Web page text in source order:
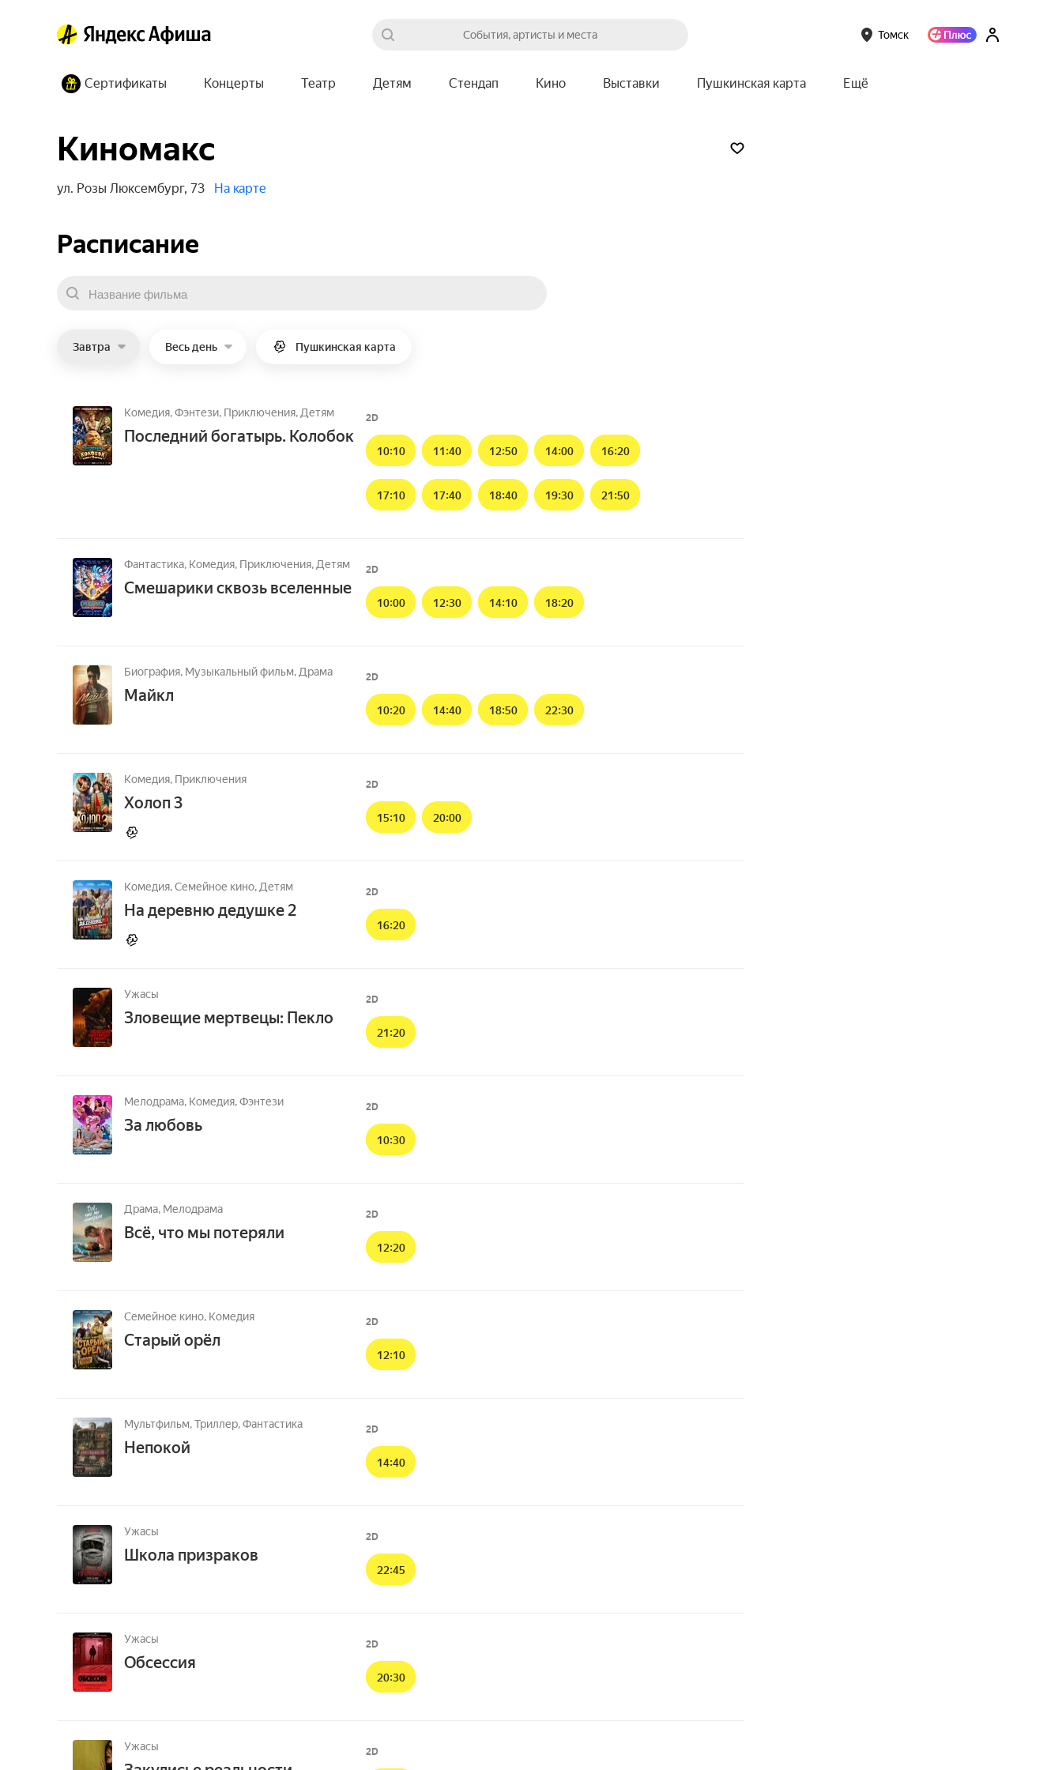
События, артисты и места Томск
Сертификаты Концерты Театр Детям Стендап Кино Выставки Пушкинская карта Ещё
Киномакс
ул. Розы Люксембург, 73 На карте
Расписание
Завтра Весь день Пушкинская карта
Комедия,Фэнтези, Приключения, Детям
Последний богатырь. Колобок
2D
10:10 11:40 12:50 14:00 16:20
17:10 17:40 18:40 19:30 21:50
Фантастика, Комедия, Приключения, Детям
Смешарики сквозь вселенные
2D
10:00 12:30 14:10 18:20
Биография, Музыкальный фильм, Драма
Майкл
2D
10:20 14:40 18:50 22:30
Комедия, Приключения
Холоп 3
2D
15:10 20:00
Комедия,Семейное кино, Детям
На деревню дедушке 2
2D
16:20
Ужасы
Зловещие мертвецы: Пекло
2D
21:20
Мелодрама, Комедия,Фэнтези
За любовь
2D
10:30
Драма, Мелодрама
Всё, что мы потеряли
2D
12:20
Семейное кино, Комедия
Старый орёл
2D
12:10
Мультфильм,Триллер,Фантастика
Непокой
2D
14:40
Ужасы
Школа призраков
2D
22:45
Ужасы
Обсессия
2D
20:30
Ужасы 2D